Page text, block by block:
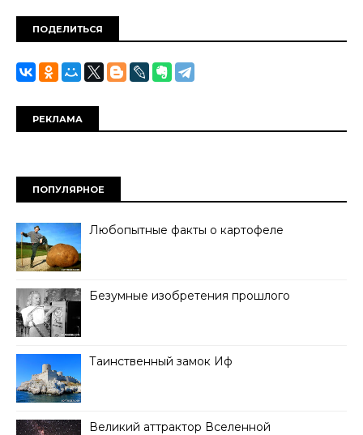
ПОДЕЛИТЬСЯ
РЕКЛАМА
ПОПУЛЯРНОЕ
Любопытные факты о картофеле
Безумные изобретения прошлого
Таинственный замок Иф
Великий аттрактор Вселенной